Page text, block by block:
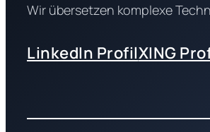
Wir übersetzen komplexe
LinkedIn ProfilXING